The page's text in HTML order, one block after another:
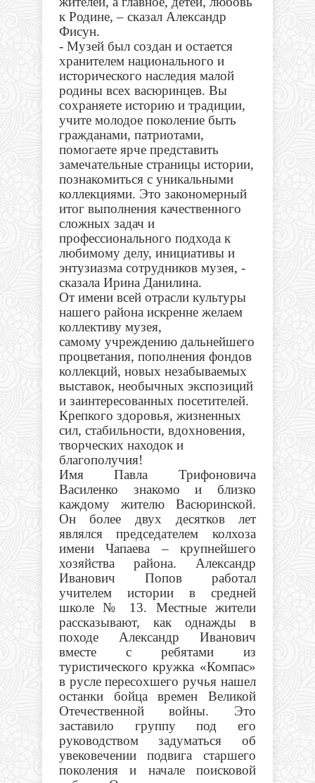
к Родине, – сказал Александр
Фисун.
- Музей был создан и остается
хранителем национального и
исторического наследия малой
родины всех васюринцев. Вы
сохраняете историю и традиции,
учите молодое поколение быть
гражданами, патриотами,
помогаете ярче представить
замечательные страницы истории,
познакомиться с уникальными
коллекциями. Это закономерный
итог выполнения качественного
сложных задач и
профессионального подхода к
любимому делу, инициативы и
энтузиазма сотрудников музея, -
сказала Ирина Данилина.
От имени всей отрасли культуры
нашего района искренне желаем
коллективу музея,
самому учреждению дальнейшего
процветания, пополнения фондов
коллекций, новых незабываемых
выставок, необычных экспозиций
и заинтересованных посетителей.
Крепкого здоровья, жизненных
сил, стабильности, вдохновения,
творческих находок и
благополучия!
Имя Павла Трифоновича
Василенко знакомо и близко
каждому жителю Васюринской.
Он более двух десятков лет
являлся председателем колхоза
имени Чапаева – крупнейшего
хозяйства района. Александр
Иванович Попов работал
учителем истории в средней
школе № 13. Местные жители
рассказывают, как однажды в
походе Александр Иванович
вместе с ребятами из
туристического кружка «Компас»
в русле пересохшего ручья нашел
останки бойца времен Великой
Отечественной войны. Это
заставило группу под его
руководством задуматься об
увековечении подвига старшего
поколения и начале поисковой